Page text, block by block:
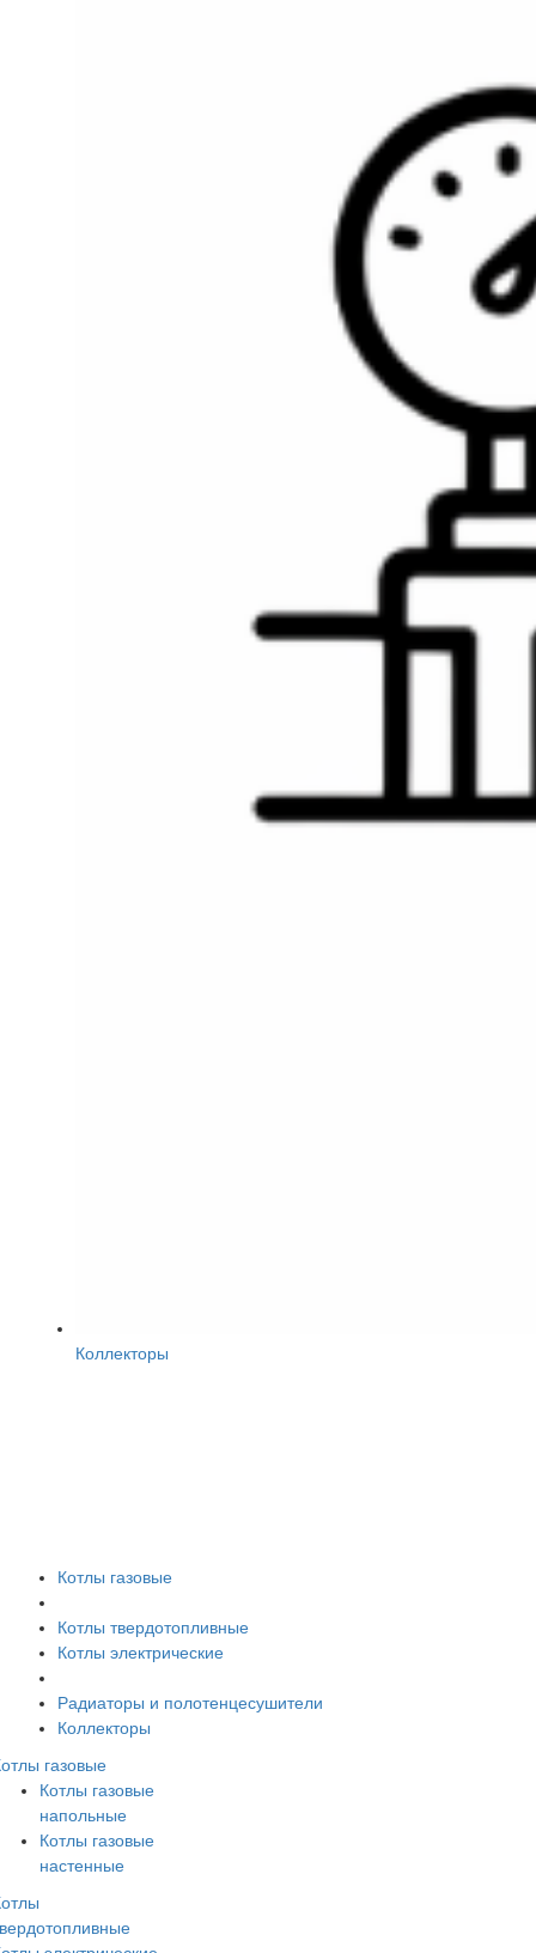
Коллекторы
Котлы газовые
Котлы твердотопливные
Котлы электрические
Радиаторы и полотенцесушители
Коллекторы
газовые
Котлы газовые
напольные
Котлы газовые
настенные